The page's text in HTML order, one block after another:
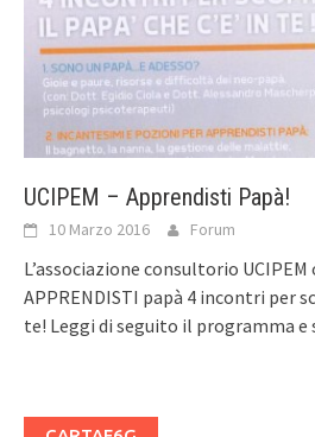
UCIPEM – Apprendisti Papà!
10 Marzo 2016 Forum
L’associazione consultorio
APPRENDISTI papà 4 incontri per
te! Leggi di seguito il programma e